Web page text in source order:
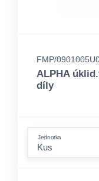
FMP/
ALPHA
díly
Jednotka